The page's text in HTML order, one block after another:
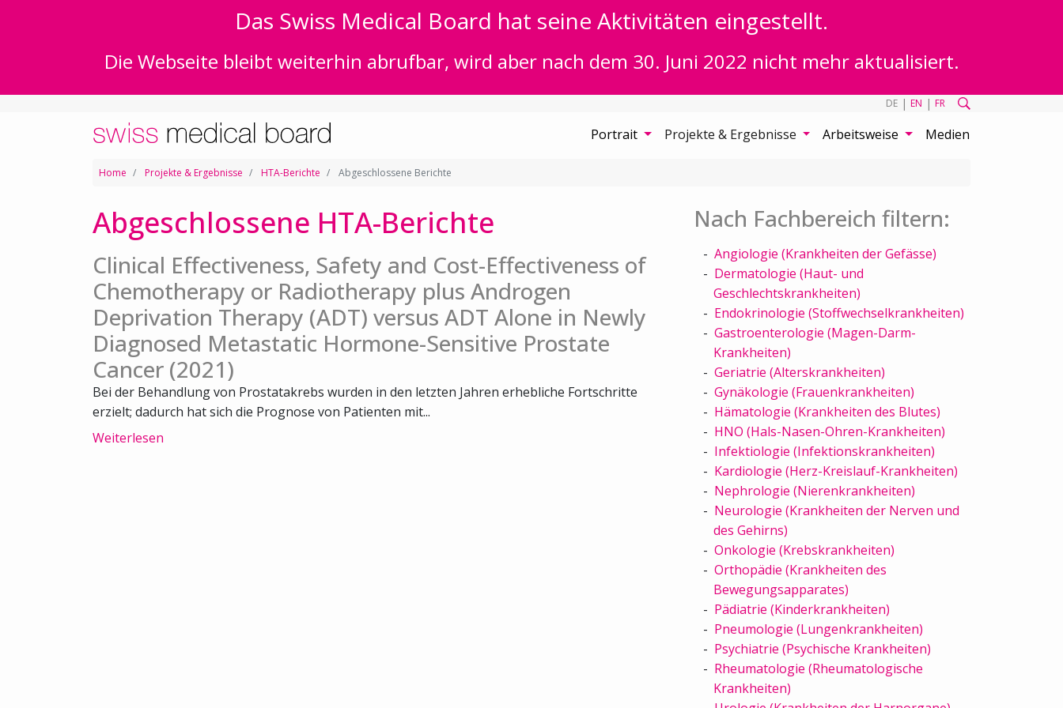
Das Swiss Medical Board hat seine Aktivitäten eingestellt.
Die Webseite bleibt weiterhin abrufbar, wird aber nach dem 30. Juni 2022 nicht mehr aktualisiert.
DE | EN | FR
Portrait Projekte & Ergebnisse Arbeitsweise Medien
Home Projekte & Ergebnisse HTA-Berichte Abgeschlossene Berichte
Abgeschlossene HTA-Berichte
Clinical Effectiveness, Safety and Cost-Effectiveness of
Chemotherapy or Radiotherapy plus Androgen
Deprivation Therapy (ADT) versus ADT Alone in Newly
Diagnosed Metastatic Hormone-Sensitive Prostate
Cancer (2021)
Bei der Behandlung von Prostatakrebs wurden in den letzten Jahren erhebliche Fortschritte
erzielt; dadurch hat sich die Prognose von Patienten mit...
Weiterlesen
Nach Fachbereich filtern:
Angiologie (Krankheiten der Gefässe)
Dermatologie (Haut- und
Geschlechtskrankheiten)
Endokrinologie (Stoffwechselkrankheiten)
Gastroenterologie (Magen-Darm-
Krankheiten)
Geriatrie (Alterskrankheiten)
Gynäkologie (Frauenkrankheiten)
Hämatologie (Krankheiten des Blutes)
HNO (Hals-Nasen-Ohren-Krankheiten)
Infektiologie (Infektionskrankheiten)
Kardiologie (Herz-Kreislauf-Krankheiten)
Nephrologie (Nierenkrankheiten)
Neurologie (Krankheiten der Nerven und
des Gehirns)
Onkologie (Krebskrankheiten)
Orthopädie (Krankheiten des
Bewegungsapparates)
Pädiatrie (Kinderkrankheiten)
Pneumologie (Lungenkrankheiten)
Psychiatrie (Psychische Krankheiten)
Rheumatologie (Rheumatologische
Krankheiten)